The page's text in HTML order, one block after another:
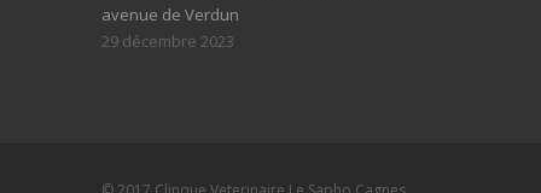
avenue de Verdun
29 décembre 2023